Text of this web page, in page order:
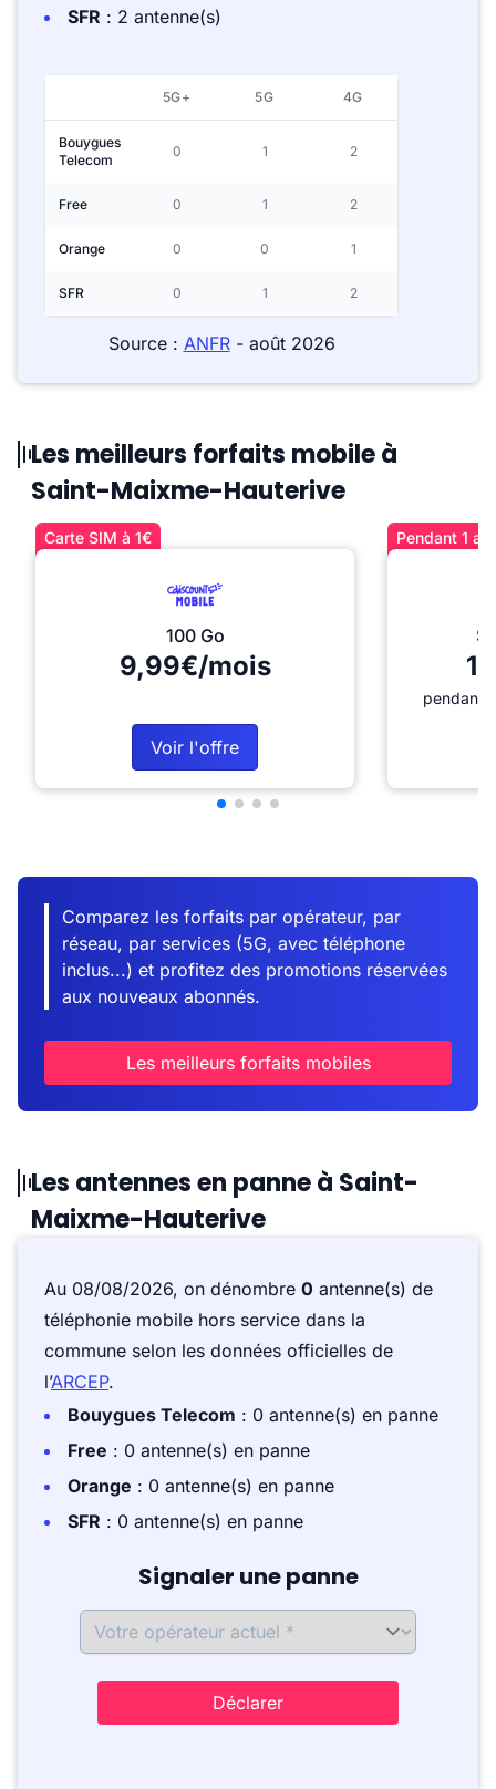
SFR : 2 antenne(s)
5G+ 5G 4G
Bouygues
Telecom
0 1 2
Free 0 1 2
Orange 0 0 1
SFR 0 1 2
Source : ANFR- août 2026
Les meilleurs forfaits mobile à
Saint-Maixme-Hauterive
Carte SIM à 1€
100 Go
9,99€/mois
Voir l'offre
Pendant 1
pendant
Comparez les forfaits par opérateur, par
réseau, par services (5G, avec téléphone
inclus...) et profitez des promotions réservées
aux nouveaux abonnés.
Les meilleurs forfaits mobiles
Les antennes en panne à Saint-
Maixme-Hauterive
Au 08/08/2026, on dénombre 0 antenne(s) de
téléphonie mobile hors service dans la
commune selon les données officielles de
l’ARCEP.
Bouygues Telecom : 0 antenne(s) en panne
Free : 0 antenne(s) en panne
Orange : 0 antenne(s) en panne
SFR : 0 antenne(s) en panne
Signaler une panne
Déclarer